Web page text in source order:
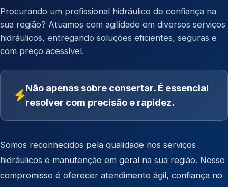
Procurando um profissional hidráulico de confiança na
sua região? Atuamos com agilidade em diversos serviços
hidráulicos, entregando soluções eficientes, seguras e
com preço acessível.
Não apenas sobre consertar. É essencial
resolver com precisão e rapidez.
Somos reconhecidos pela qualidade nos serviços
hidráulicos e manutenção em geral na sua região. Nosso
compromisso é oferecer atendimento ágil, confiança no